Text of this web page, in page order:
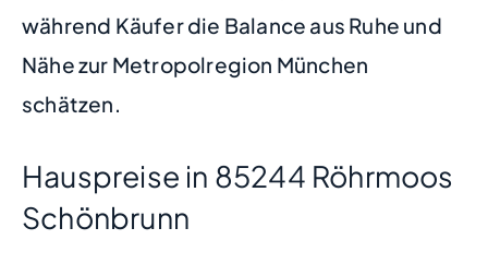
während Käufer die Balance aus Ruhe und
Nähe zur Metropolregion München
schätzen.
Hauspreise in 85244 Röhrmoos
Schönbrunn